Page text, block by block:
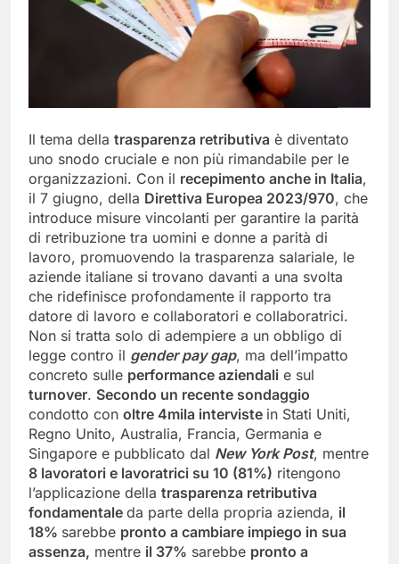
Il tema della trasparenza retributiva è diventato
uno snodo cruciale e non più rimandabile per le
organizzazioni. Con il recepimento anche in Italia,
il 7 giugno, della Direttiva Europea 2023/970, che
introduce misure vincolanti per garantire la parità
di retribuzione tra uomini e donne a parità di
lavoro, promuovendo la trasparenza salariale, le
aziende italiane si trovano davanti a una svolta
che ridefinisce profondamente il rapporto tra
datore di lavoro e collaboratori e collaboratrici.
Non si tratta solo di adempiere a un obbligo di
legge contro il genderpaygap, ma dell’impatto
concreto sulle performance aziendali e sul
turnover. Secondo un recente sondaggio
condotto con oltre 4mila interviste in Stati Uniti,
Regno Unito, Australia, Francia, Germania e
Singapore e pubblicato dal New York Post, mentre
8 lavoratori e lavoratrici su 10 (81%) ritengono
l’applicazione della trasparenza retributiva
fondamentale da parte della propria azienda, il
18% sarebbe pronto a cambiare impiego in sua
assenza, mentre il 37% sarebbe pronto a